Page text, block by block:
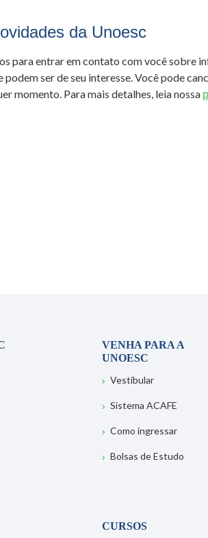
da Unoesc
para entrar em contato com você sobre
ser de seu interesse. Você pode
momento. Para mais detalhes, leia nossa
VENHA PARA A
UNOESC
Vestibular
Sistema ACAFE
Como ingressar
Bolsas de Estudo
CURSOS